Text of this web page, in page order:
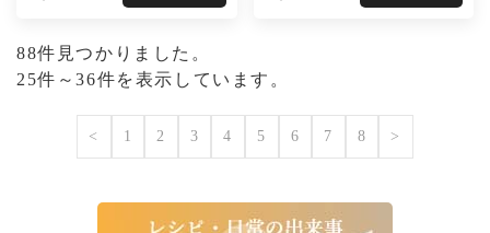
88件見つかりました。
25件～36件を表示しています。
< 1 2 3 4 5 6 7 8 >